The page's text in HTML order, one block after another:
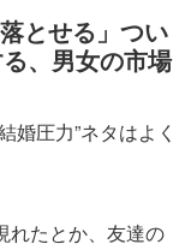
とせる」つい
、男女の市場
婚圧力”ネタはよく
れたとか、友達の